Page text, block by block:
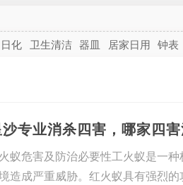
日化 卫生清洁 器皿 居家日用 钟表
专业消杀四害，哪家四
蚁危害及防治必要性工火蚁是一
造成严重威胁。红火蚁具有强烈